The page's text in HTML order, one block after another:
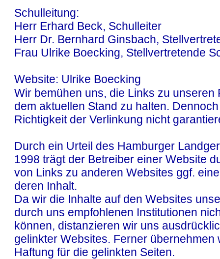
Schulleitung:
Herr Erhard Beck, Schulleiter
Herr Dr. Bernhard Ginsbach,
Frau Ulrike Boecking, Stellvertretende
Website: Ulrike Boecking
Wir bemühen uns, die Links zu unseren
dem aktuellen Stand zu halten.
Richtigkeit der Verlinkung nicht
Durch ein Urteil des Hamburger
1998 trägt der Betreiber einer Website
von Links zu anderen Websites ggf.
deren Inhalt.
Da wir die Inhalte auf den Websites
durch uns empfohlenen Institutionen
können, distanzieren wir uns
gelinkter Websites. Ferner übernehmen
Haftung für die gelinkten Seiten.